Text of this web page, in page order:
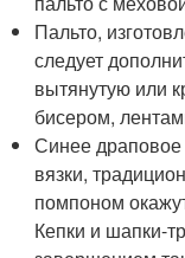
Пальто,
следует
вытянутую или
бисером,
Синее драповое
вязки,
помпоном
Кепки и шапки-